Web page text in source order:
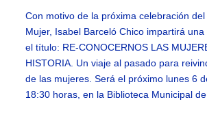
Con motivo de la próxima celebración
Mujer, Isabel Barceló Chico impartirá
el título: RE-CONOCERNOS LAS
HISTORIA. Un viaje al pasado para
de las mujeres. Será el próximo lunes 6
18:30 horas, en la Biblioteca Municipal de